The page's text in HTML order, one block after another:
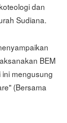
dan
Sudiana.
BEM
mengusung
(Bersama